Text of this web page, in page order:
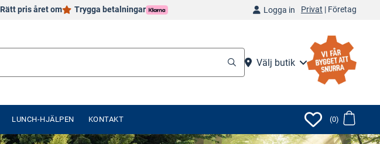
Rätt pris året om Trygga betalningar Logga in Privat | Företag
Välj butik
LUNCH-HJÄLPEN KONTAKT (0)